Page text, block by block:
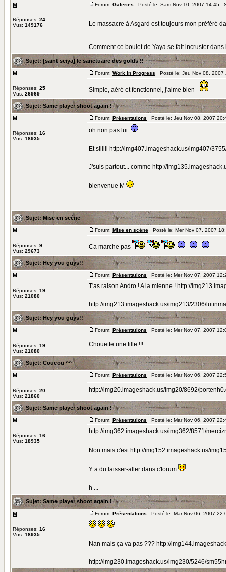
M
Réponses: 24
Vus: 149176
Forum: Galeries Posté le: Sam Nov 10, 2007 14:45
Le massacre à Asgard est toujours mon préféré
Comment ce boulet de Yaya se fait incruster
Sujet: [saint seiya] le sanctuaire des golds !!
M
Réponses: 25
Vus: 26969
Forum: Work in Progress Posté le: Jeu Nov 08,
Simple, aéré et fonctionnel, j'aime bien
Sujet: Same player shoot again !
M
Réponses: 16
Vus: 18935
Forum: Présentations Posté le: Jeu Nov 08, 2007
oh non pas lui
Et siiiiii http://img407.imageshack.us/img407/
J'suis partout... comme http://
bienvenue M
...
Sujet: Mise en scène
M
Réponses: 9
Vus: 29673
Forum: Mise en scène Posté le: Mer Nov 07, 2007
Ca marche pas
Sujet: Hey you guys!!
M
Réponses: 19
Vus: 21080
Forum: Présentations Posté le: Mer Nov 07, 2007
T'as raison Andro ! A la mienne ! http://
http://img213.imageshack.us/img213/2306/
Sujet: Hey you guys!!
M
Réponses: 19
Vus: 21080
Forum: Présentations Posté le: Mer Nov 07, 2007
Chouette une fille !!!
Sujet: Coucou ^^
M
Réponses: 20
Vus: 21860
Forum: Présentations Posté le: Mar Nov 06, 2007
http://img20.imageshack.us/img20/8692/
Sujet: Same player shoot again !
M
Réponses: 16
Vus: 18935
Forum: Présentations Posté le: Mar Nov 06, 2007
http://img362.imageshack.us/img362/8571/
Non mais c'est http://img152.imageshack.us/
Y a du laisser-aller dans c'forum
h ...
Sujet: Same player shoot again !
M
Réponses: 16
Vus: 18935
Forum: Présentations Posté le: Mar Nov 06, 2007
Nan mais ça va pas ??? http://
http://img230.imageshack.us/img230/5246/